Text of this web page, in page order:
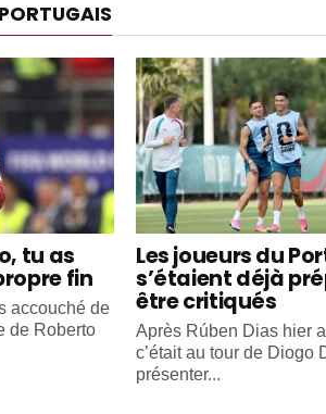
tu as
fin
accouché de
de Roberto
Les joueurs du
s’étaient déjà
être critiqués
Après Rúben Dias hier
c’était au tour de Diogo
présenter...